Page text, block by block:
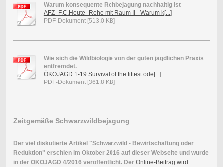
Warum konsequente Rehbejagung nachhaltig ist
AFZ_F.C.Heute_Rehe mit Raum II - Warum k[...]
PDF-Dokument [513.0 KB]
Wie sich die Wildbiologie von der guten jagdlichen Praxis
entfremdet.
ÖKOJAGD 1-19 Survival of the fittest ode[...]
PDF-Dokument [361.8 KB]
Zeitgemäße Schwarzwildbejagung
Der viel diskutierte Artikel "Schwarzwild - Bewirtschaftung oder
Reduktion" erschien im Oktober 2016 auf dieser Webseite und wurde
in der ÖKOJAGD 4/2016 veröffentlicht. Der Online-Beitrag wird